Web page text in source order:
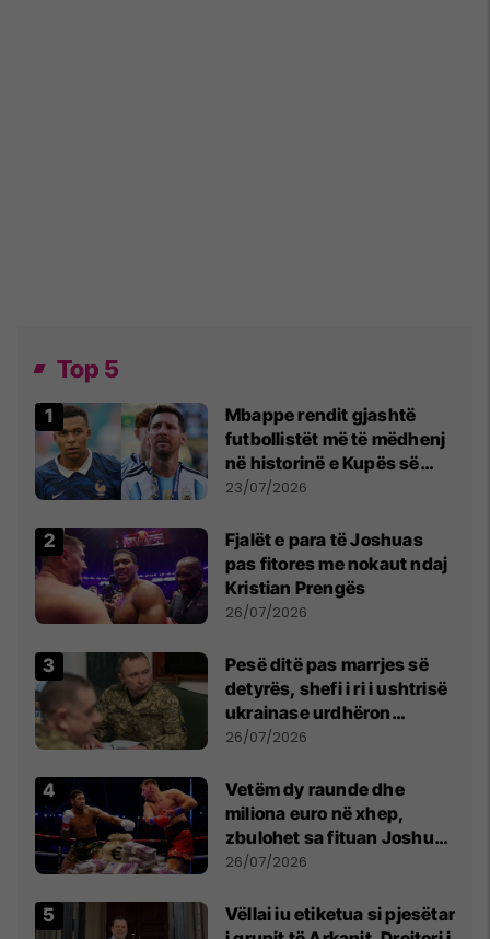
Top 5
Mbappe rendit gjashtë
futbollistët më të mëdhenj
në historinë e Kupës së
Botës, Messi mbetet i dyti
23/07/2026
Fjalët e para të Joshuas
pas fitores me nokaut ndaj
Kristian Prengës
26/07/2026
Pesë ditë pas marrjes së
detyrës, shefi i ri i ushtrisë
ukrainase urdhëron
kontroll të madh
26/07/2026
Vetëm dy raunde dhe
miliona euro në xhep,
zbulohet sa fituan Joshua
e Prenga
26/07/2026
Vëllai iu etiketua si pjesëtar